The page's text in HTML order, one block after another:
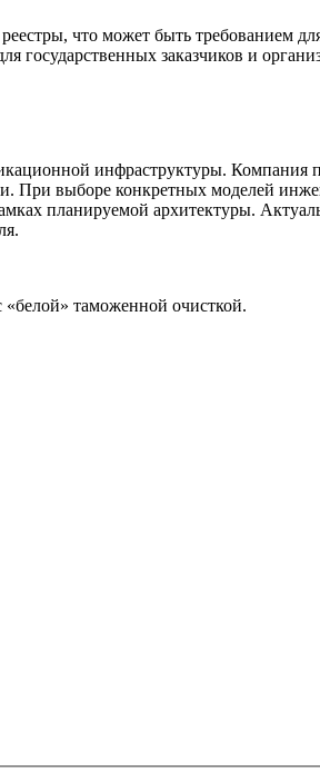
что может быть требованием
государственных заказчиков и
инфраструктуры. Компания
При выборе конкретных моделей
планируемой архитектуры.
таможенной очисткой.